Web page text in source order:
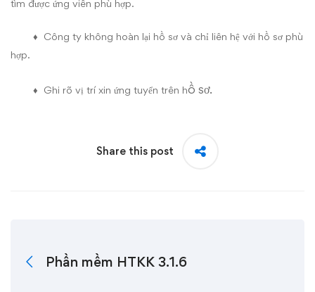
tìm được ứng viên phù hợp.
♦ Công ty không hoàn lại hồ sơ và chỉ liên hệ với hồ sơ phù
hợp.
♦ Ghi rõ vị trí xin ứng tuyển trên hồ sơ.
Share this post
Phần mềm HTKK 3.1.6